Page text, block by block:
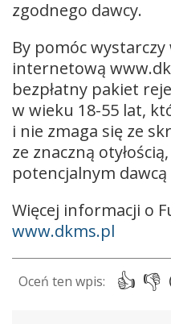
zgodnego dawcy.
By pomóc
internetową
bezpłatny pakiet
w wieku 18-55 lat,
i nie zmaga się ze
ze znaczną
potencjalnym
Więcej informacji o
www.dkms.pl